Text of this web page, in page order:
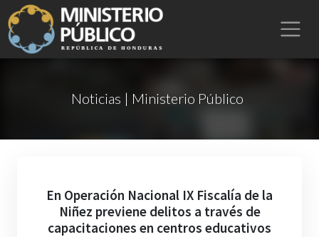
Noticias | Ministerio Público
En Operación Nacional IX Fiscalía de la
Niñez previene delitos a través de
capacitaciones en centros educativos